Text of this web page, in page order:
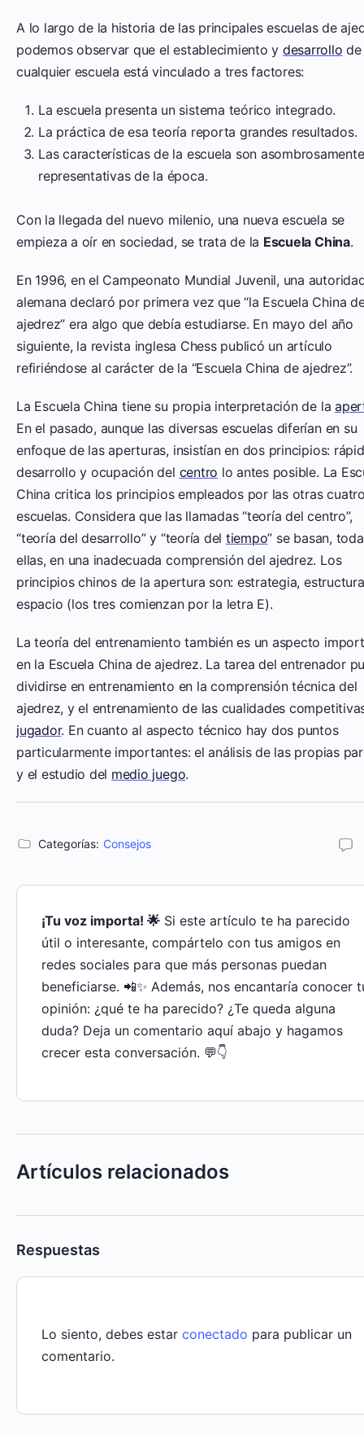
A lo largo de la historia de las principales escuelas de
podemos observar que el establecimiento y desarrollo de
cualquier escuela está vinculado a tres factores:
La escuela presenta un sistema teórico integrado.
La práctica de esa teoría reporta grandes resultados.
Las características de la escuela son asombrosamente
representativas de la época.
Con la llegada del nuevo milenio, una nueva escuela se
empieza a oír en sociedad, se trata de la Escuela China.
En 1996, en el Campeonato Mundial Juvenil, una
alemana declaró por primera vez que “la Escuela China
ajedrez” era algo que debía estudiarse. En mayo del año
siguiente, la revista inglesa Chess publicó un artículo
refiriéndose al carácter de la “Escuela China de ajedrez”.
La Escuela China tiene su propia interpretación de la
En el pasado, aunque las diversas escuelas diferían en su
enfoque de las aperturas, insistían en dos principios:
desarrollo y ocupación del centro lo antes posible. La
China critica los principios empleados por las otras
escuelas. Considera que las llamadas “teoría del centro”,
“teoría del desarrollo” y “teoría del tiempo” se basan,
ellas, en una inadecuada comprensión del ajedrez. Los
principios chinos de la apertura son: estrategia,
espacio (los tres comienzan por la letra E).
La teoría del entrenamiento también es un aspecto
en la Escuela China de ajedrez. La tarea del entrenador
dividirse en entrenamiento en la comprensión técnica del
ajedrez, y el entrenamiento de las cualidades
jugador. En cuanto al aspecto técnico hay dos puntos
particularmente importantes: el análisis de las propias
y el estudio del medio juego.
Categorías: Consejos
¡Tu voz importa! 🌟 Si este artículo te ha parecido
útil o interesante, compártelo con tus amigos en
redes sociales para que más personas puedan
beneficiarse. 📲✨ Además, nos encantaría conocer
opinión: ¿qué te ha parecido? ¿Te queda alguna
duda? Deja un comentario aquí abajo y hagamos
crecer esta conversación. 💬👇
Artículos relacionados
Respuestas
Lo siento, debes estar conectado para publicar un
comentario.